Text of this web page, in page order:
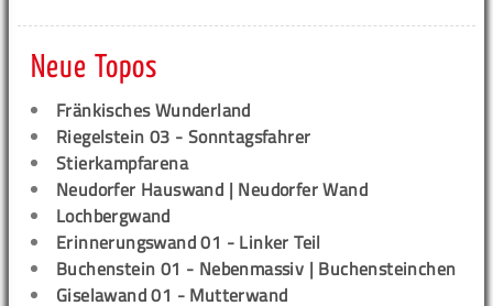
Neue Topos
Fränkisches Wunderland
Riegelstein 03 - Sonntagsfahrer
Stierkampfarena
Neudorfer Hauswand | Neudorfer Wand
Lochbergwand
Erinnerungswand 01 - Linker Teil
Buchenstein 01 - Nebenmassiv | Buchensteinchen
Giselawand 01 - Mutterwand